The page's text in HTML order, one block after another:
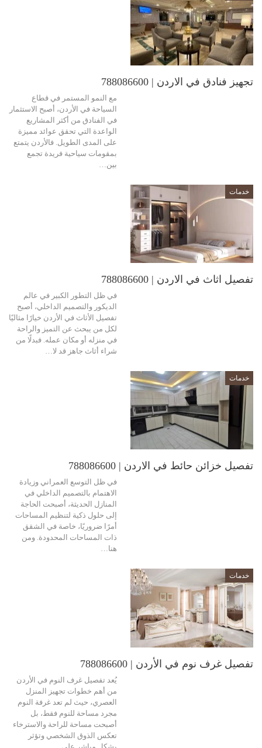
تجهيز فنادق في الاردن | 788086600
مع النمو المستمر في قطاع
السياحة في الأردن، أصبح الاستثمار
في الفنادق من أكثر المشاريع
الواعدة التي تحقق عوائد مميزة
على المدى الطويل. فالأردن يتمتع
بمقومات سياحية فريدة تجمع
بين…
خدمات
تفصيل اثاث في الاردن | 788086600
في ظل التطور الكبير في عالم
الديكور والتصميم الداخلي، أصبح
تفصيل الأثاث في الأردن خيارًا مثاليًا
لكل من يبحث عن التميز والراحة
في منزله أو مكان عمله. فبدلًا من
شراء أثاث جاهز قد لا…
خدمات
تفصيل خزائن حائط في الاردن | 788086600
في ظل التوسع العمراني وزيادة
الاهتمام بالتصميم الداخلي في
المنازل الحديثة، أصبحت الحاجة
إلى حلول ذكية لتنظيم المساحات
أمرًا ضروريًا، خاصة في الشقق
ذات المساحات المحدودة. ومن
هنا…
خدمات
تفصيل غرف نوم في الأردن | 788086600
يُعد تفصيل غرف النوم في الأردن
من أهم خطوات تجهيز المنزل
العصري، حيث لم تعد غرفة النوم
مجرد مساحة للنوم فقط، بل
أصبحت مساحة للراحة والاسترخاء
تعكس الذوق الشخصي وتؤثر